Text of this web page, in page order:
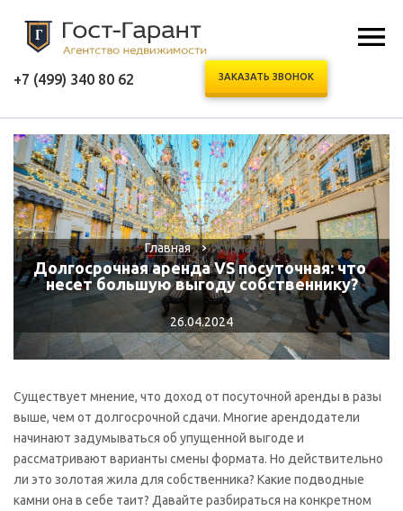
+7 (499) 340 80 62 ЗАКАЗАТЬ ЗВОНОК
Главная Журнал
Долгосрочная аренда VS посуточная: что
несет большую выгоду собственнику?
26.04.2024
Существует мнение, что доход от посуточной аренды в разы
выше, чем от долгосрочной сдачи. Многие арендодатели
начинают задумываться об упущенной выгоде и
рассматривают варианты смены формата. Но действительно
ли это золотая жила для собственника? Какие подводные
камни она в себе таит? Давайте разбираться на конкретном